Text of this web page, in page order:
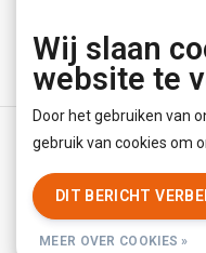
Algemene voorwaarden |
© Copyright 2026 -
Wij slaan
website te
Door het gebruiken van
gebruik van cookies om
DIT BERICHT
MEER OVER COOKIES »